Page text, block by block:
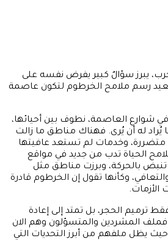
يبرز سؤالٌ كبير يفرض نفسه على
رسم ملامح الخرطوم لتكون عاصمة
في شوارع العاصمة، نطوف بين أحيائها،
يُراد له أن يُرى. فهناك مناطق ما زالت
متضررة، وخدمات لم تستعد عافيتها
الحياة تدب من جديد في مواقع
بالحركة، وبرزت مناطق مثل
وكأنها تقول إن الخرطوم قادرة
ترميم الحجر، بل تمتد إلى إعادة
فملف المشردين والمتسؤلون وهم الان
يظل ملفهم من أبرز التحديات التي